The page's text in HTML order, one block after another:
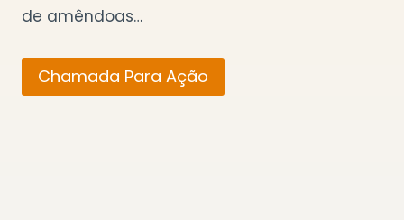
de amêndoas…
Chamada Para Ação